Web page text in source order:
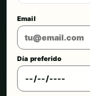
Email
Día preferido